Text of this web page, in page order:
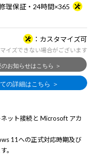
理保証・24時間×365
カスタマイズ可
イズできない場合がございます
ット接続と Microsoft アカ
11への正式対応時期及び
。